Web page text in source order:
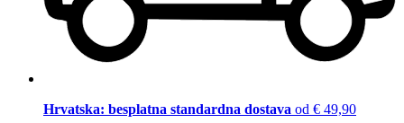
Hrvatska: besplatna standardna dostava od € 49,90